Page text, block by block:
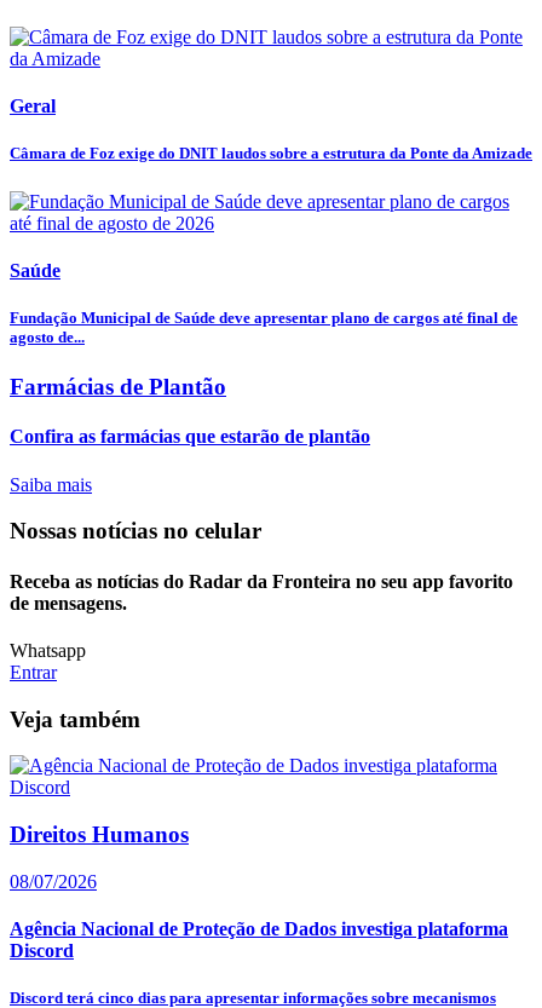
Geral
Câmara de Foz exige do DNIT laudos sobre a estrutura da Ponte da Amizade
Saúde
Fundação Municipal de Saúde deve apresentar plano de cargos até final de
agosto de...
Farmácias de Plantão
Confira as farmácias que estarão de plantão
Saiba mais
Nossas notícias no celular
Receba as notícias do Radar da Fronteira no seu app favorito
de mensagens.
Whatsapp
Entrar
Veja também
Direitos Humanos
08/07/2026
Agência Nacional de Proteção de Dados investiga plataforma
Discord
Discord terá cinco dias para apresentar informações sobre mecanismos